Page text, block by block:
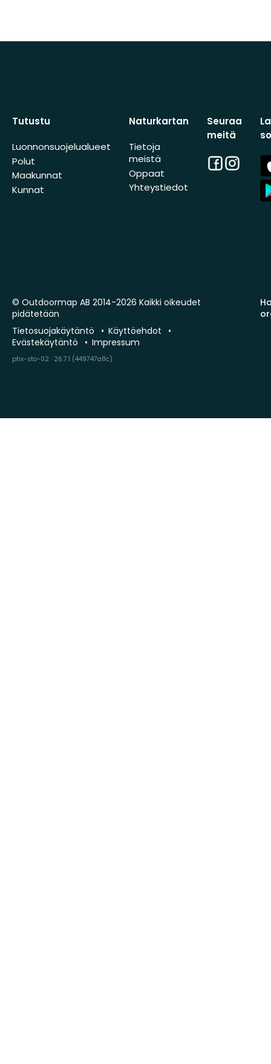
Tutustu
Luonnonsuojelualueet
Polut
Maakunnat
Kunnat
Naturkartan
Tietoja
meistä
Oppaat
Yhteystiedot
Seuraa
meitä
Facebook
© Outdoormap AB 2014-2026 Kaikki oikeudet
pidätetään
Tietosuojakäytäntö
Käyttöehdot
Evästekäytäntö
Impressum
phx-sto-02 · 26.7.1 (449747a8c)